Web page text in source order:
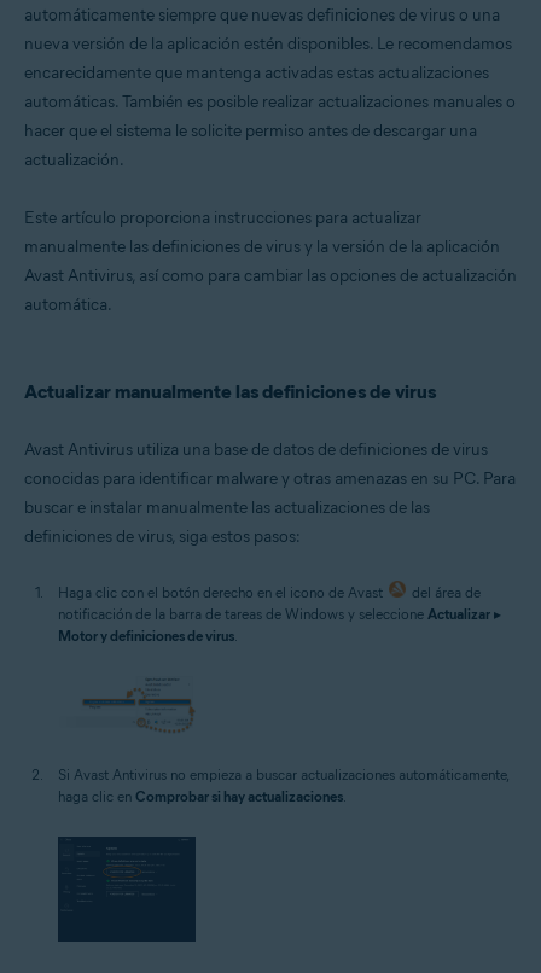
Microsoft Windows 11 Home/Pro/Enterprise/Education
Microsoft Windows 10 Home/Pro/Enterprise/Education - 32 o 64 bits
Microsoft Windows 8.1/Pro/Enterprise - 32 o 64 bits
Microsoft Windows 7 Home Basic/Home
Premium/Professional/Enterprise/Ultimate - Service Pack 1 con
Convenient Rollup Update, 32 o 64 bits
automáticamente siempre que nuevas definiciones de virus o una
nueva versión de la aplicación estén disponibles. Le recomendamos
encarecidamente que mantenga activadas estas actualizaciones
automáticas. También es posible realizar actualizaciones manuales o
hacer que el sistema le solicite permiso antes de descargar una
actualización.
Este artículo proporciona instrucciones para actualizar
manualmente las definiciones de virus y la versión de la aplicación
Avast Antivirus, así como para cambiar las opciones de actualización
automática.
Actualizar manualmente las definiciones de virus
Avast Antivirus utiliza una base de datos de definiciones de virus
conocidas para identificar malware y otras amenazas en su PC. Para
buscar e instalar manualmente las actualizaciones de las
definiciones de virus, siga estos pasos:
Haga clic con el botón derecho en el icono de Avast
del área de
notificación de la barra de tareas de Windows y seleccione Actualizar ▸
Motor y definiciones de virus.
Si Avast Antivirus no empieza a buscar actualizaciones automáticamente,
haga clic en Comprobar si hay actualizaciones.